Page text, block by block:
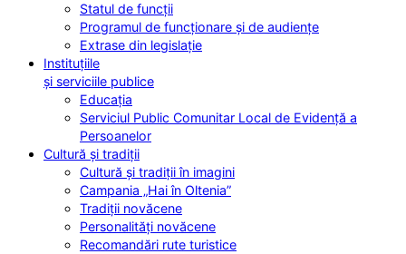
Statul de funcții
Programul de funcționare și de audiențe
Extrase din legislație
Instituțiile
și serviciile publice
Educația
Serviciul Public Comunitar Local de Evidență a
Persoanelor
Cultură și tradiții
Cultură și tradiții în imagini
Campania „Hai în Oltenia”
Tradiții novăcene
Personalități novăcene
Recomandări rute turistice